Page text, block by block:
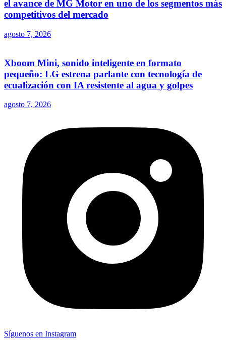
el avance de MG Motor en uno de los segmentos más
competitivos del mercado
agosto 7, 2026
Xboom Mini, sonido inteligente en formato
pequeño: LG estrena parlante con tecnología de
ecualización con IA resistente al agua y golpes
agosto 7, 2026
Síguenos en Instagram